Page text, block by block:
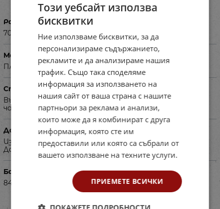
Размери в см
70х52 Н=68
Материал
Плот от ЛПДЧ, здрава метална конструкция.
Специфика
Възможност за избор цвета на ЛПДЧ и металната
част.
Допълнителна информация
Изисква се авансово плащане на 50% от сумата.
Доставя се в сглобен вид.
Баркод (ISBN, UPC, др.)
8402253-1
Този уебсайт използва
бисквитки
Ние използваме бисквитки, за да
персонализираме съдържанието,
рекламите и да анализираме нашия
трафик. Също така споделяме
информация за използването на
нашия сайт от ваша страна с нашите
партньори за реклама и анализи,
които може да я комбинират с друга
информация, която сте им
предоставили или която са събрали от
вашето използване на техните услуги.
ПРИЕМЕТЕ ВСИЧКИ